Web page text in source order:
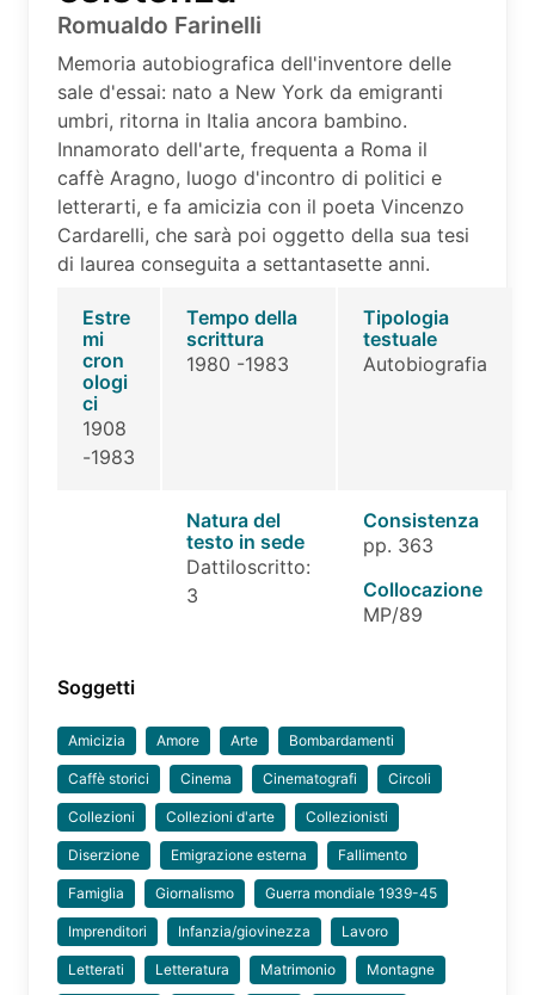
Romualdo Farinelli
Memoria autobiografica dell'inventore delle
sale d'essai: nato a New York da emigranti
umbri, ritorna in Italia ancora bambino.
Innamorato dell'arte, frequenta a Roma il
caffè Aragno, luogo d'incontro di politici e
letterarti, e fa amicizia con il poeta Vincenzo
Cardarelli, che sarà poi oggetto della sua tesi
di laurea conseguita a settantasette anni.
Estre
mi
cron
ologi
ci
1908
-1983
Tempo della
scrittura
1980 -1983
Tipologia
testuale
Autobiografia
Natura del
testo in sede
Dattiloscritto:
3
Consistenza
pp. 363
Collocazione
MP/89
Soggetti
Amicizia Amore Arte Bombardamenti
Caffè storici Cinema Cinematografi Circoli
Collezioni Collezioni d'arte Collezionisti
Diserzione Emigrazione esterna Fallimento
Famiglia Giornalismo Guerra mondiale 1939-45
Imprenditori Infanzia/giovinezza Lavoro
Letterati Letteratura Matrimonio Montagne